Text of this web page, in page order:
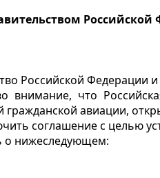
Российской Федерации
внимание, что
авиации,
соглашение с целью
о нижеследующем: